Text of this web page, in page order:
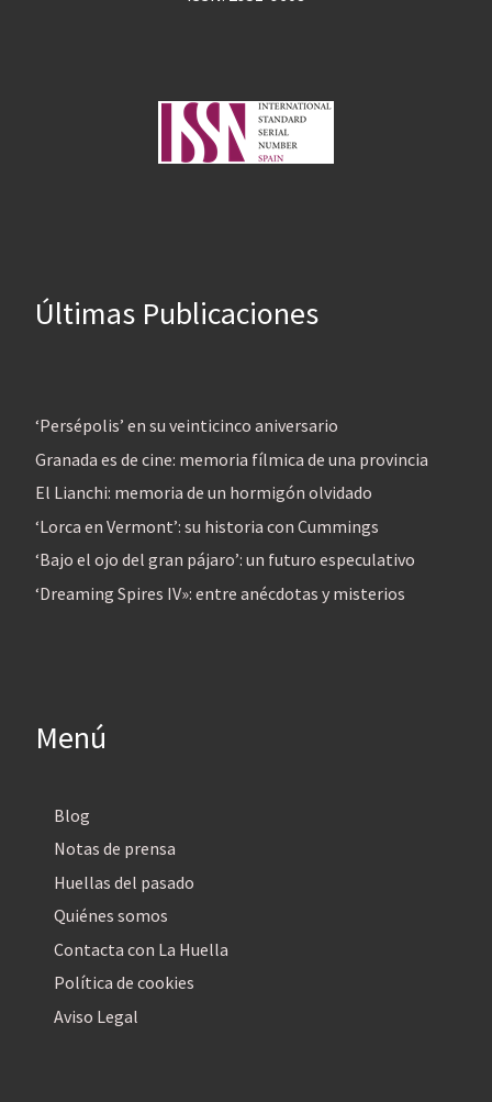
Últimas Publicaciones
‘Persépolis’ en su veinticinco aniversario
Granada es de cine: memoria fílmica de una provincia
El Lianchi: memoria de un hormigón olvidado
‘Lorca en Vermont’: su historia con Cummings
‘Bajo el ojo del gran pájaro’: un futuro especulativo
‘Dreaming Spires IV»: entre anécdotas y misterios
Menú
Blog
Notas de prensa
Huellas del pasado
Quiénes somos
Contacta con La Huella
Política de cookies
Aviso Legal